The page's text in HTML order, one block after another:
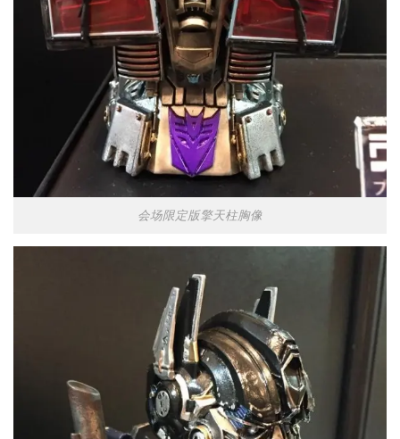
会场限定版擎天柱胸像